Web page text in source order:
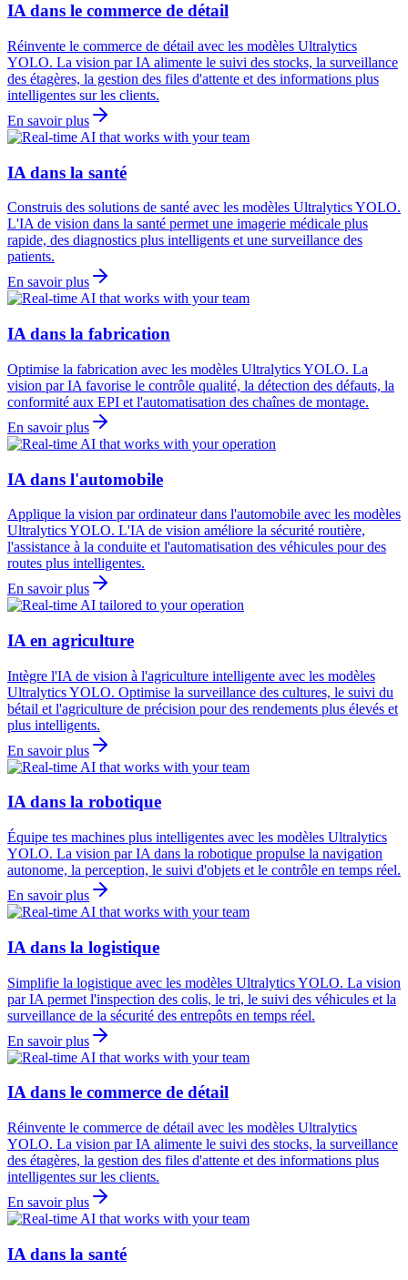
IA dans le commerce de détail
Réinvente le commerce de détail avec les modèles Ultralytics
YOLO. La vision par IA alimente le suivi des stocks, la surveillance
des étagères, la gestion des files d'attente et des informations plus
intelligentes sur les clients.
En savoir plus
IA dans la santé
Construis des solutions de santé avec les modèles Ultralytics YOLO.
L'IA de vision dans la santé permet une imagerie médicale plus
rapide, des diagnostics plus intelligents et une surveillance des
patients.
En savoir plus
IA dans la fabrication
Optimise la fabrication avec les modèles Ultralytics YOLO. La
vision par IA favorise le contrôle qualité, la détection des défauts, la
conformité aux EPI et l'automatisation des chaînes de montage.
En savoir plus
IA dans l'automobile
Applique la vision par ordinateur dans l'automobile avec les modèles
Ultralytics YOLO. L'IA de vision améliore la sécurité routière,
l'assistance à la conduite et l'automatisation des véhicules pour des
routes plus intelligentes.
En savoir plus
IA en agriculture
Intègre l'IA de vision à l'agriculture intelligente avec les modèles
Ultralytics YOLO. Optimise la surveillance des cultures, le suivi du
bétail et l'agriculture de précision pour des rendements plus élevés et
plus intelligents.
En savoir plus
IA dans la robotique
Équipe tes machines plus intelligentes avec les modèles Ultralytics
YOLO. La vision par IA dans la robotique propulse la navigation
autonome, la perception, le suivi d'objets et le contrôle en temps réel.
En savoir plus
IA dans la logistique
Simplifie la logistique avec les modèles Ultralytics YOLO. La vision
par IA permet l'inspection des colis, le tri, le suivi des véhicules et la
surveillance de la sécurité des entrepôts en temps réel.
En savoir plus
IA dans le commerce de détail
Réinvente le commerce de détail avec les modèles Ultralytics
YOLO. La vision par IA alimente le suivi des stocks, la surveillance
des étagères, la gestion des files d'attente et des informations plus
intelligentes sur les clients.
En savoir plus
IA dans la santé